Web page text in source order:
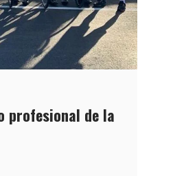
profesional de la